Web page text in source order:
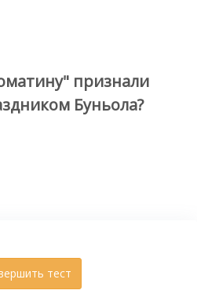
признали
Буньола?
тест